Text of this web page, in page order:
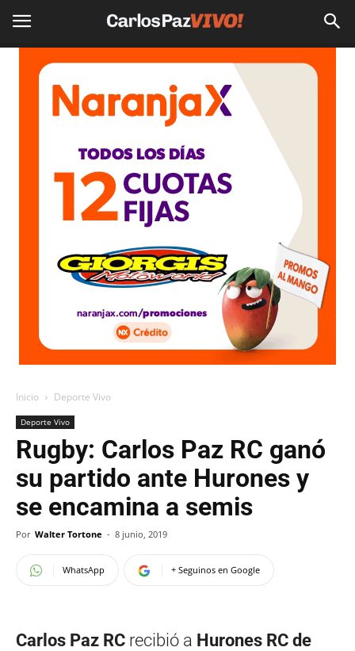
Inicio Deporte Vivo
Deporte Vivo
Rugby: Carlos Paz RC ganó
su partido ante Hurones y
se encamina a semis
Por Walter Tortone - 8 junio, 2019
WhatsApp + Seguinos en Google
Carlos Paz RC recibió a Hurones RC de